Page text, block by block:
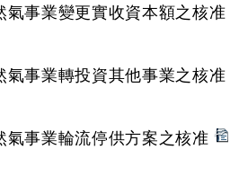
氣事業變更實收資本額之核准
氣事業轉投資其他事業之核准
氣事業輪流停供方案之核准